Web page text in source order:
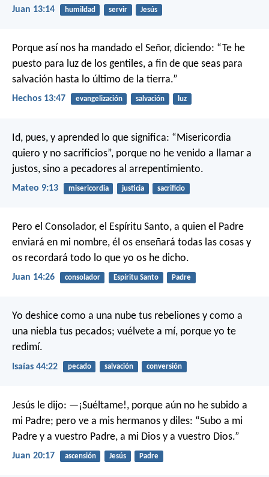
Juan 13:14 humildad servir Jesús
Porque así nos ha mandado el Señor, diciendo: “Te he
puesto para luz de los gentiles, a fin de que seas para
salvación hasta lo último de la tierra.”
Hechos 13:47 evangelización salvación luz
Id, pues, y aprended lo que significa: “Misericordia
quiero y no sacrificios”, porque no he venido a llamar a
justos, sino a pecadores al arrepentimiento.
Mateo 9:13 misericordia justicia sacrificio
Pero el Consolador, el Espíritu Santo, a quien el Padre
enviará en mi nombre, él os enseñará todas las cosas y
os recordará todo lo que yo os he dicho.
Juan 14:26 consolador Espíritu Santo Padre
Yo deshice como a una nube tus rebeliones y como a
una niebla tus pecados; vuélvete a mí, porque yo te
redimí.
Isaías 44:22 pecado salvación conversión
Jesús le dijo: —¡Suéltame!, porque aún no he subido a
mi Padre; pero ve a mis hermanos y diles: “Subo a mi
Padre y a vuestro Padre, a mi Dios y a vuestro Dios.”
Juan 20:17 ascensión Jesús Padre